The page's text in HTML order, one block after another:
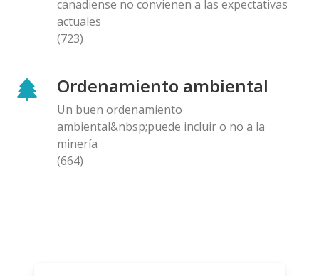
canadiense no convienen a las expectativas
actuales
(723)
Ordenamiento ambiental
Un buen ordenamiento
ambiental&nbsp;puede incluir o no a la
minería
(664)